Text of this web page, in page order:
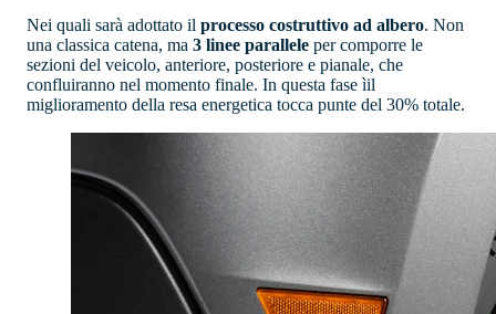
Nei quali sarà adottato il processo costruttivo ad albero. Non
una classica catena, ma 3 linee parallele per comporre le
sezioni del veicolo, anteriore, posteriore e pianale, che
confluiranno nel momento finale. In questa fase ìil
miglioramento della resa energetica tocca punte del 30% totale.